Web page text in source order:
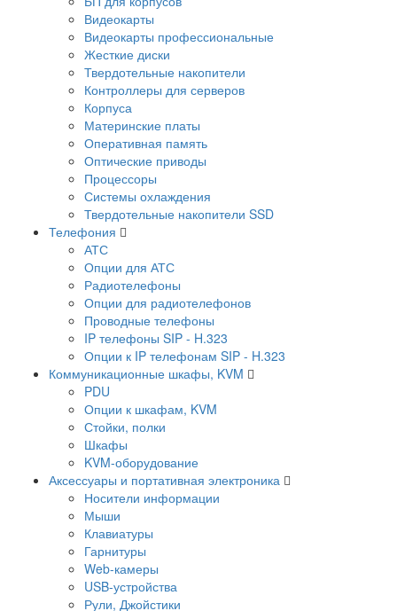
Видеокарты
Видеокарты профессиональные
Жесткие диски
Твердотельные накопители
Контроллеры для серверов
Корпуса
Материнские платы
Оперативная память
Оптические приводы
Процессоры
Системы охлаждения
Твердотельные накопители SSD
Телефония
АТС
Опции для АТС
Радиотелефоны
Опции для радиотелефонов
Проводные телефоны
IP телефоны SIP - H.323
Опции к IP телефонам SIP - H.323
Коммуникационные шкафы, KVM
PDU
Опции к шкафам, KVM
Стойки, полки
Шкафы
KVM-оборудование
Аксессуары и портативная электроника
Носители информации
Мыши
Клавиатуры
Гарнитуры
Web-камеры
USB-устройства
Рули, Джойстики